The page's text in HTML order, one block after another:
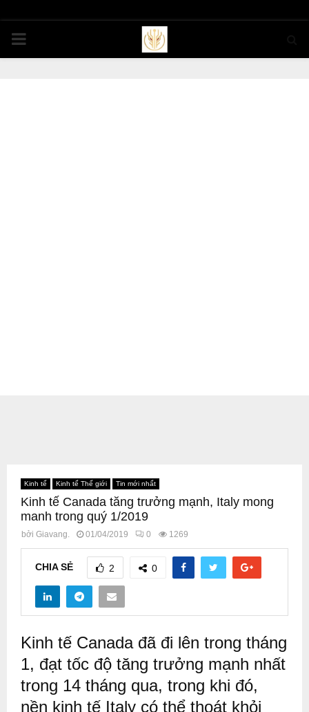
PRIMARY
Kinh tế Kinh tế Thế giới Tin mới nhất
Kinh tế Canada tăng trưởng mạnh, Italy mong
manh trong quý 1/2019
bởi Giavang. 01/04/2019 0 1269
CHIA SẺ 2 0
Kinh tế Canada đã đi lên trong tháng
1, đạt tốc độ tăng trưởng mạnh nhất
trong 14 tháng qua, trong khi đó,
nền kinh tế Italy có thể thoát khỏi